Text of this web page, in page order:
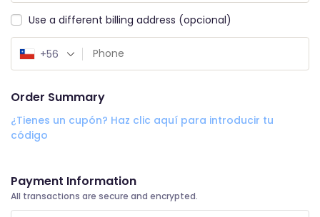
Use a different billing address (opcional)
+56
Order Summary
¿Tienes un cupón? Haz clic aquí para introducir tu
código
Subtotal
Payment Information
All transactions are secure and encrypted.